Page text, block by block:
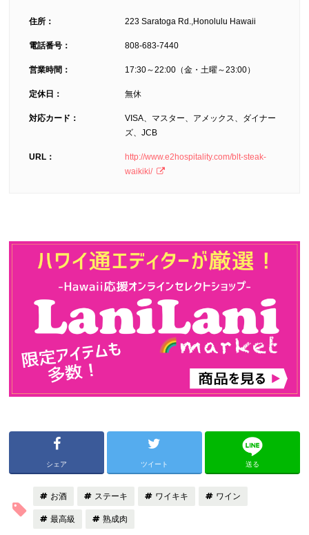
住所： 223 Saratoga Rd.,Honolulu Hawaii
電話番号： 808-683-7440
営業時間： 17:30～22:00（金・土曜～23:00）
定休日： 無休
対応カード：
VISA、マスター、アメックス、ダイナー
ズ、JCB
URL：
http://www.e2hospitality.com/blt-steak-
waikiki/
シェア ツイート 送る
お酒 ステーキ ワイキキ ワイン
最高級 熟成肉